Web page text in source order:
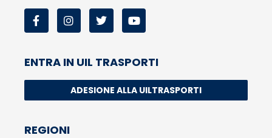
ENTRA IN UIL TRASPORTI
ADESIONE ALLA UILTRASPORTI
REGIONI